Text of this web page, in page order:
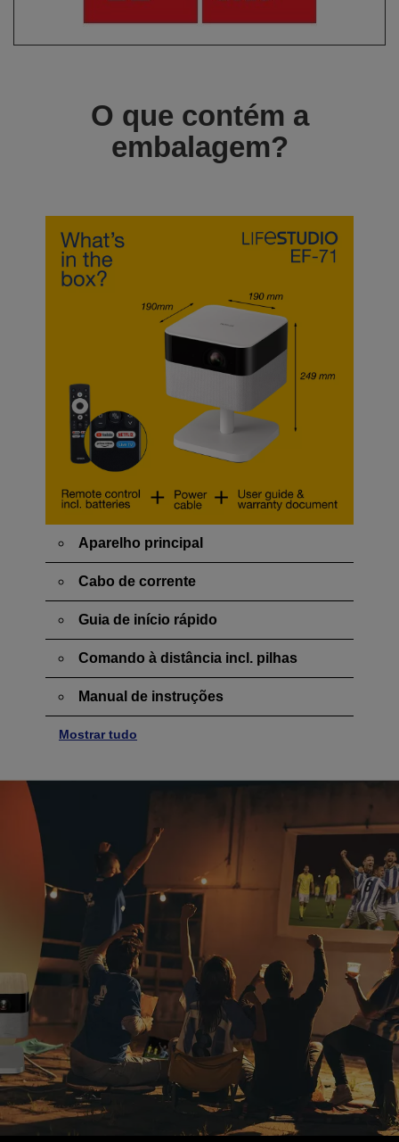
O que contém a
embalagem?
Aparelho principal
Cabo de corrente
Guia de início rápido
Comando à distância incl. pilhas
Manual de instruções
Mostrar tudo